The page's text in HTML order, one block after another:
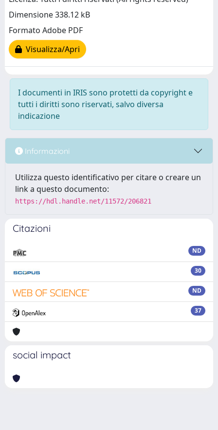
Dimensione 338.12 kB
Formato Adobe PDF
Visualizza/Apri
I documenti in IRIS sono protetti da copyright e
tutti i diritti sono riservati, salvo diversa
indicazione
Informazioni
Utilizza questo identificativo per citare o creare un
link a questo documento:
https://hdl.handle.net/11572/206821
Citazioni
ND
30
ND
37
social impact